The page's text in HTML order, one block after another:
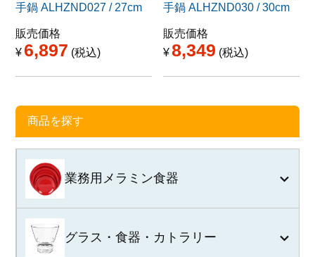
手鍋 ALHZND027 / 27cm
販売価格
¥ 6,897 税込
手鍋 ALHZND030 / 30cm
販売価格
¥8,349 税込
商品を探す
業務用メラミン食器
グラス・食器・カトラリー